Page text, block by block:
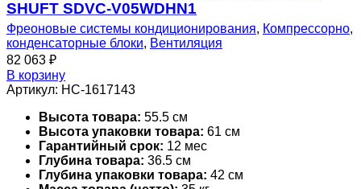
SHUFT SDVC-V05WDHN1
Фреоновые системы кондиционирования, Компрессорно,
конденсаторные блоки, Вентиляция
82 063 ₽
В корзину
Артикул: НС-1617143
Высота товара: 55.5 см
Высота упаковки товара: 61 см
Гарантийный срок: 12 мес
Глубина товара: 36.5 см
Глубина упаковки товара: 42 см